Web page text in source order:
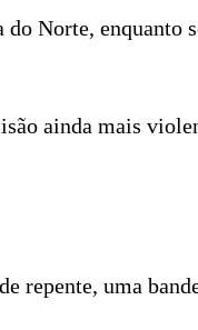
Norte,
ainda mais
repente, uma